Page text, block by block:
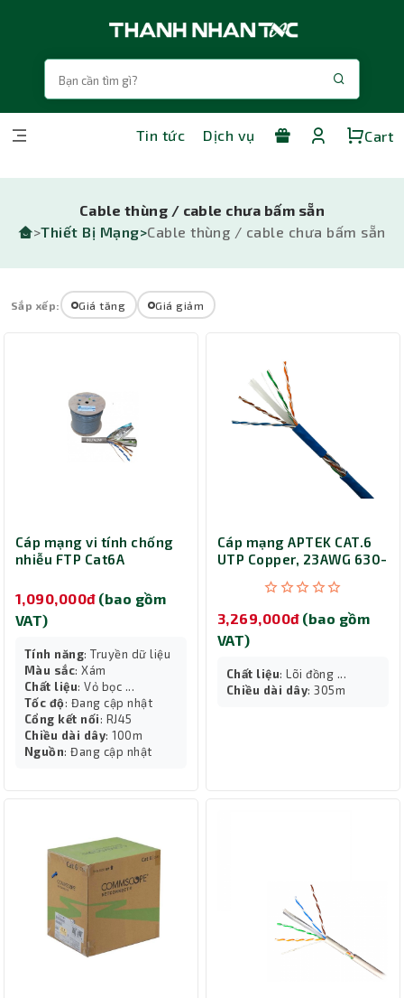
Tin tức Dịch vụ Cart
Cable thùng / cable chưa bấm sẵn
>Thiết Bị Mạng>Cable thùng / cable chưa bấm sẵn
Sắp xếp: Giá tăng Giá giảm
Cáp mạng vi tính chống
nhiễu FTP Cat6A
6A-100
1,090,000đ (bao gồm
VAT)
Tính năng: Truyền dữ liệu
Màu sắc: Xám
Chất liệu: Vỏ bọc ...
Tốc độ: Đang cập nhật
Cổng kết nối: RJ45
Chiều dài dây: 100m
Nguồn: Đang cập nhật
Cáp mạng APTEK CAT.6
UTP Copper, 23AWG 630-
3,269,000đ (bao gồm
VAT)
Chất liệu: Lõi đồng ...
Chiều dài dây: 305m